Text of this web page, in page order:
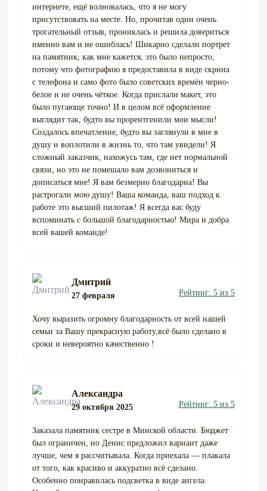
интернете, ещё волновалась, что я не могу
присутствовать на месте. Но, прочитав один очень
трогательный отзыв, прониклась и решила довериться
именно вам и не ошиблась! Шикарно сделали портрет
на памятник, как мне кажется, это было непросто,
потому что фотографию я предоставила в виде скрина
с телефона и само фото было советских времён черно-
белое и не очень чёткое. Когда прислали макет, это
было пугающе точно! И в целом всё оформление
выглядит так, будто вы прорентгенили мои мысли!
Создалось впечатление, будто вы заглянули в мне в
душу и воплотили в жизнь то, что там увидели! Я
сложный заказчик, нахожусь там, где нет нормальной
связи, но это не помешало вам дозвониться и
дописаться мне! Я вам безмерно благодарна! Вы
растрогали мою душу! Ваша команда, ваш подход к
работе это высший пилотаж! Я всегда вас буду
вспоминать с большой благодарностью! Мира и добра
всей вашей команде!
Дмитрий
27 февраля Рейтинг: 5 из 5
Хочу выразить огромну благодарность от всей нашей
семьи за Вашу прекрасную работу,всё было сделано в
сроки и невероятно качественно !
Александра
29 октября 2025 Рейтинг: 5 из 5
Заказала памятник сестре в Минской области. Бюджет
был ограничен, но Денис предложил вариант даже
лучше, чем я рассчитывала. Когда приехала — плакала
от того, как красиво и аккуратно всё сделано.
Особенно понравилась подсветка в виде ангела.